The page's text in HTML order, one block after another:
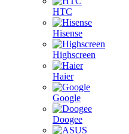
HTC
Hisense
Highscreen
Haier
Google
Doogee